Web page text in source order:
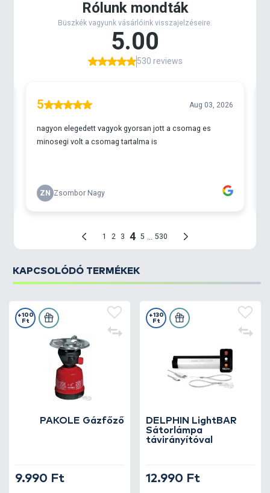
KAPCSOLÓDÓ TERMÉKEK
PAKOLE Gázfőző
+100
Ft
9.990 Ft
DELPHIN LightBAR
Sátorlámpa
távirányítóval
+130
Ft
12.990 Ft